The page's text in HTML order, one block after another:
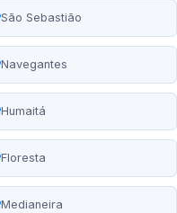
São Sebastião
Navegantes
Humaitá
Floresta
Medianeira